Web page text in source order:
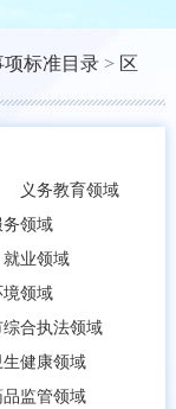
标准目录> 区
义务教育领域
务领域
就业领域
境领域
综合执法领域
生健康领域
品监管领域